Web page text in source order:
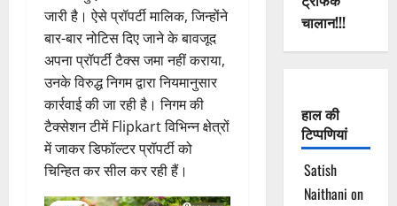
जारी है। ऐसे प्रॉपर्टी मालिक, जिन्होंने
बार-बार नोटिस दिए जाने के बावजूद
अपना प्रॉपर्टी टैक्स जमा नहीं कराया,
उनके विरुद्ध निगम द्वारा नियमानुसार
कार्रवाई की जा रही है। निगम की
टैक्सेशन टीमें Flipkart विभिन्न क्षेत्रों
में जाकर डिफॉल्टर प्रॉपर्टी को
चिन्हित कर सील कर रही हैं।
चालान!!!
हाल की
टिप्पणियां
Satish
Naithani on